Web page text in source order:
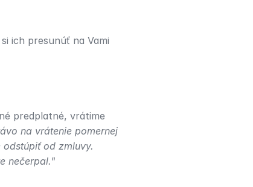
ich presunúť na Vami
predplatné, vrátime
na vrátenie pomernej
od zmluvy.
nečerpal."